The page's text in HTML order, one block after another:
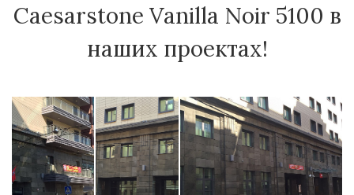
Caesarstone Vanilla Noir 5100 в
наших проектах!